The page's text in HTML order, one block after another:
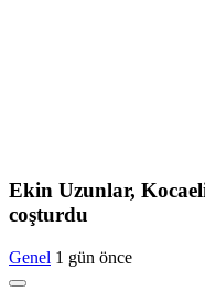
Ekin Uzunlar,
coşturdu
Genel 1 gün önce